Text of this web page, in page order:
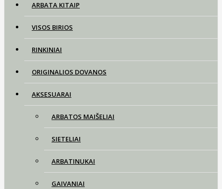
ARBATA KITAIP
VISOS BIRIOS
RINKINIAI
ORIGINALIOS DOVANOS
AKSESUARAI
ARBATOS MAIŠELIAI
SIETELIAI
ARBATINUKAI
GAIVANIAI